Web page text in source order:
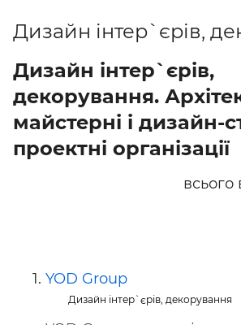
Дизайн інтер`єрів,
Дизайн інтер`єрів,
декорування.
майстерні і дизайн-
проектні організації
всього
YOD Group
Дизайн інтер`єрів, декорування